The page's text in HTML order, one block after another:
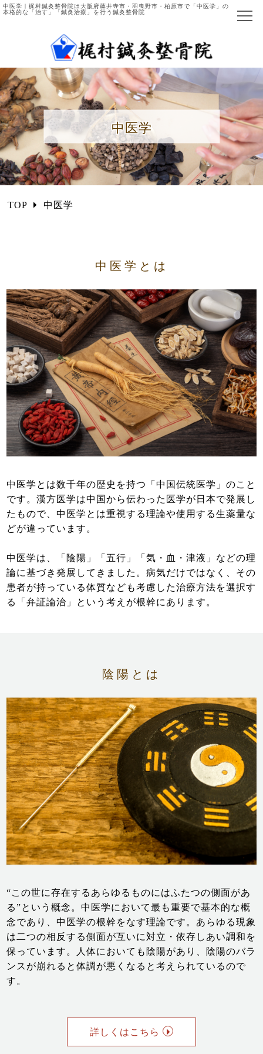
中医学｜梶村鍼灸整骨院は大阪府藤井寺市・羽曳野市・柏原市で「中医学」の
本格的な「治す」「鍼灸治療」を行う鍼灸整骨院
当院について
院長ご紹介
施術の流れ
主な症例と施術法
中医学とは
診療時間・アクセス
お問い合わせはこちら
小児はり
鍼灸総合治療
漢方茶サロン 伽羅木
健康保険について
お灸教室情報
サイトマップ
ブログ
中医学
TOP 中医学
中医学とは
中医学とは数千年の歴史を持つ「中国伝統医学」のこと
です。漢方医学は中国から伝わった医学が日本で発展し
たもので、中医学とは重視する理論や使用する生薬量な
どが違っています。
中医学は、「陰陽」「五行」「気・血・津液」などの理
論に基づき発展してきました。病気だけではなく、その
患者が持っている体質なども考慮した治療方法を選択す
る「弁証論治」という考えが根幹にあります。
陰陽とは
“この世に存在するあらゆるものにはふたつの側面があ
る”という概念。中医学において最も重要で基本的な概
念であり、中医学の根幹をなす理論です。あらゆる現象
は二つの相反する側面が互いに対立・依存しあい調和を
保っています。人体においても陰陽があり、陰陽のバラ
ンスが崩れると体調が悪くなると考えられているので
す。
詳しくはこちら